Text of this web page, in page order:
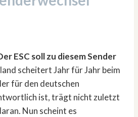
ESC soll zu diesem Sender
scheitert Jahr für Jahr beim
für den deutschen
ist, trägt nicht zuletzt
Nun scheint es